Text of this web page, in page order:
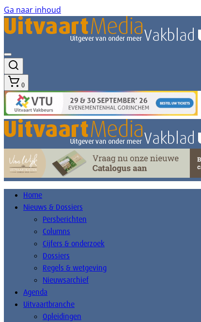
Ga naar inhoud
0
Home
Nieuws & Dossiers
Persberichten
Columns
Cijfers & onderzoek
Dossiers
Regels & wetgeving
Nieuwsarchief
Agenda
Uitvaartbranche
Opleidingen